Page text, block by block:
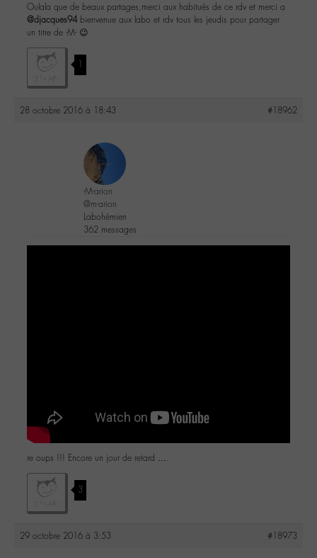
Oulala que de beaux partages,merci aux habitués de ce rdv et merci a
@djacques94 bienvenue aux labo et rdv tous les jeudis pour partager
un titre de -M- 😉
1
28 octobre 2016 à 18:43 #18962
-M-arion
@m-arion
Labohémien
362 messages
re oups !!! Encore un jour de retard ….
3
29 octobre 2016 à 3:53 #18973